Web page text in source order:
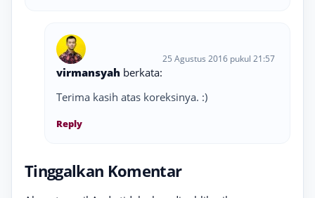
virmansyah berkata:
25 Agustus 2016 pukul 21:57
Terima kasih atas koreksinya. :)
Reply
Tinggalkan Komentar